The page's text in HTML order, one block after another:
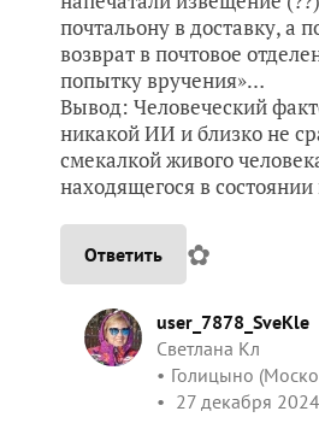
почтальону в доставку, а
возврат в почтовое
попытку вручения»…
Вывод: Человеческий
никакой ИИ и близко не
смекалкой живого
находящегося в
Ответить ✿
user_7878_SveKle
Светлана Кл
Голицыно
27 декабря